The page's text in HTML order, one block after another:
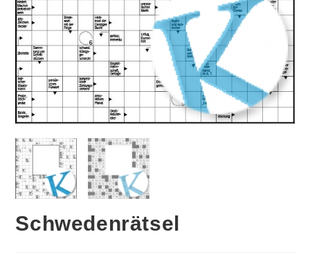
Schwedenrätsel